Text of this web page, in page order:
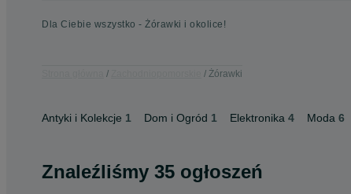
Dla Ciebie wszystko - Żórawki i okolice!
Żórawki
Antyki i Kolekcje 1 Dom i Ogród 1 Elektronika 4 Moda 6
Znaleźliśmy 35 ogłoszeń